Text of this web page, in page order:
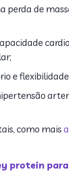
perda de
e
como mais
protein